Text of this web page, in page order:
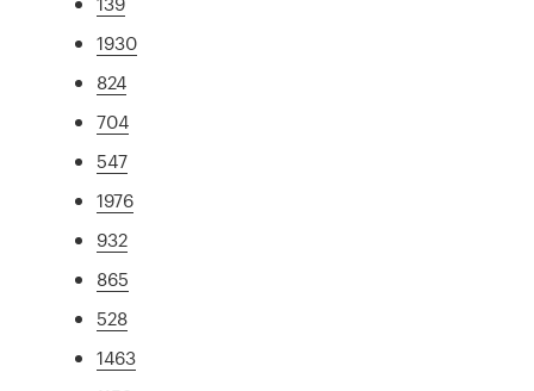
1930
824
704
547
1976
932
865
528
1463